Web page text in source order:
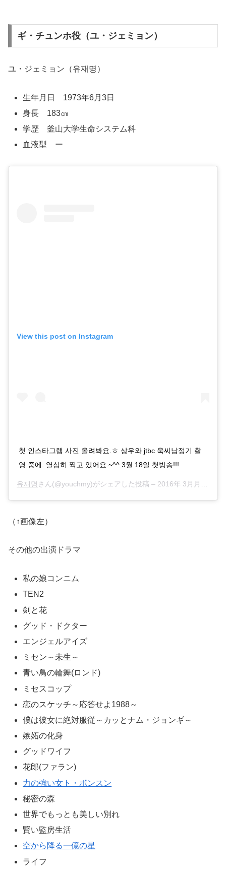
ギ・チュンホ役（ユ・ジェミョン）
ユ・ジェミョン（유재명）
生年月日 1973年6月3日
身長 183㎝
学歴 釜山大学生命システム科
血液型 ー
View this post on Instagram
첫 인스타그램 사진 올려봐요.ㅎ 상우와 jtbc 욱씨남정기 촬
영 중에. 열심히 찍고 있어요.~^^ 3월 18일 첫방송!!!
유재명 さん(@youchmy)がシェアした投稿 – 2016年 3月月7日午後9時28分PST
（↑画像左）
その他の出演ドラマ
私の娘コンニム
TEN2
剣と花
グッド・ドクター
エンジェルアイズ
ミセン～未生～
青い鳥の輪舞(ロンド)
ミセスコップ
恋のスケッチ～応答せよ1988～
僕は彼女に絶対服従～カッとナム・ジョンギ～
嫉妬の化身
グッドワイフ
花郎(ファラン)
力の強い女ト・ボンスン
秘密の森
世界でもっとも美しい別れ
賢い監房生活
空から降る一億の星
ライフ